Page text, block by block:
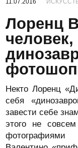
11.07.2016
Лоренц
Некто Лоренц
себя
завести себе
этого не